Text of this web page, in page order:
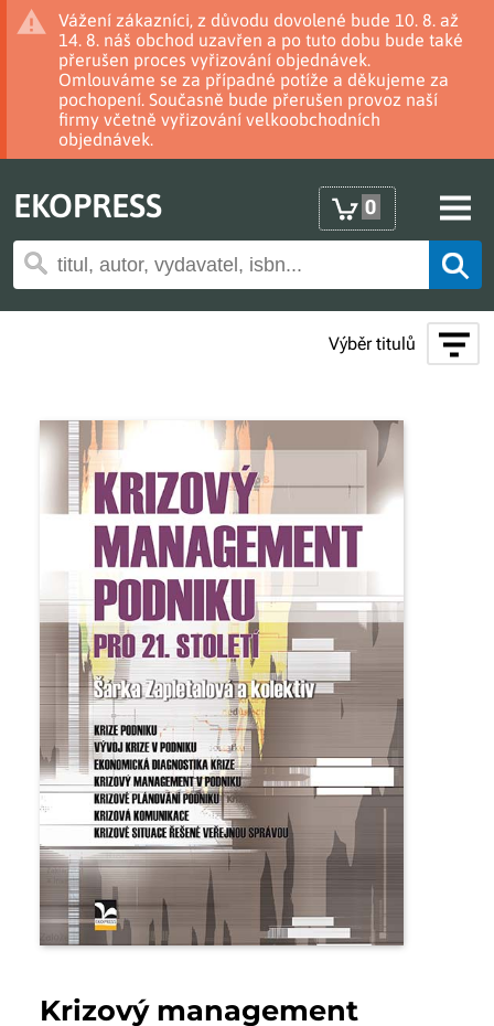
Vážení zákazníci, z důvodu dovolené bude 10. 8. až
14. 8. náš obchod uzavřen a po tuto dobu bude také
přerušen proces vyřizování objednávek.
Omlouváme se za případné potíže a děkujeme za
pochopení. Současně bude přerušen provoz naší
firmy včetně vyřizování velkoobchodních
objednávek.
EKOPRESS 0
Výběr titulů
Krizový management